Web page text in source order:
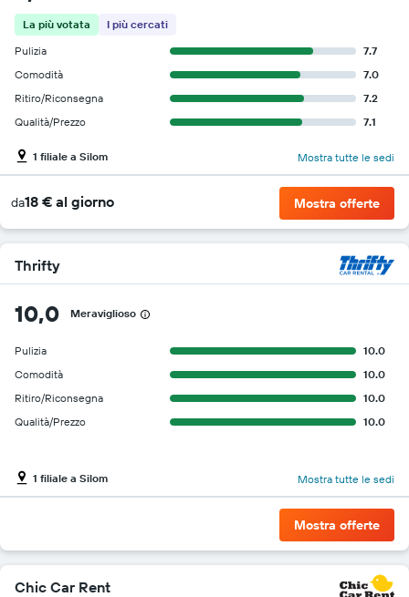
La più votata
I più cercati
Pulizia
7.7
Comodità
7.0
Ritiro/Riconsegna
7.2
Qualità/Prezzo
7.1
1 filiale a Silom Mostra tutte le sedi
da18 € al giorno Mostra offerte
Thrifty
10,0 Meraviglioso
Pulizia
10.0
Comodità
10.0
Ritiro/Riconsegna
10.0
Qualità/Prezzo
10.0
1 filiale a Silom Mostra tutte le sedi
Mostra offerte
Chic Car Rent